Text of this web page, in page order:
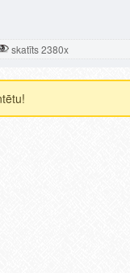
skatīts 2380x